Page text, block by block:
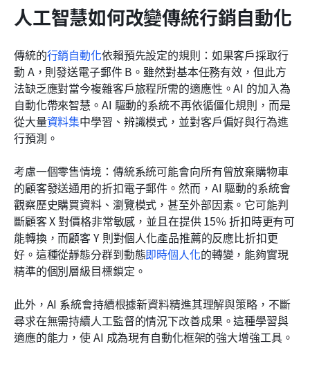
人工智慧如何改變傳統行銷自動化
傳統的行銷自動化依賴預先設定的規則：如果客戶採取行
動 A，則發送電子郵件 B。雖然對基本任務有效，但此方
法缺乏應對當今複雜客戶旅程所需的適應性。AI 的加入為
自動化帶來智慧。AI 驅動的系統不再依循僵化規則，而是
從大量資料集中學習、辨識模式，並對客戶偏好與行為進
行預測。
考慮一個零售情境：傳統系統可能會向所有曾放棄購物車
的顧客發送通用的折扣電子郵件。然而，AI 驅動的系統會
觀察歷史購買資料、瀏覽模式，甚至外部因素。它可能判
斷顧客 X 對價格非常敏感，並且在提供 15% 折扣時更有可
能轉換，而顧客 Y 則對個人化產品推薦的反應比折扣更
好。這種從靜態分群到動態即時個人化的轉變，能夠實現
精準的個別層級目標鎖定。
此外，AI 系統會持續根據新資料精進其理解與策略，不斷
尋求在無需持續人工監督的情況下改善成果。這種學習與
適應的能力，使 AI 成為現有自動化框架的強大增強工具。